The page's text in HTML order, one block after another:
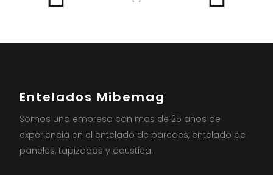
Entelados Mibemag
Somos una empresa con mas de 25 años de
experiencia en el entelado de paredes, entelado de
paneles, tapizados y acustica.